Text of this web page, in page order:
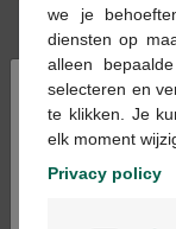
Op
- +
Max. aantal = 8
we je
diensten op
alleen
selecteren en
te klikken. Je
elk moment
Privacy policy